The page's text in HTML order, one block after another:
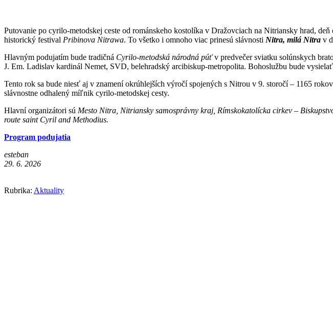
Putovanie po cyrilo-metodskej ceste od románskeho kostolíka v Dražovciach na Nitriansky hrad,
historický festival Pribinova Nitrawa. To všetko i omnoho viac prinesú slávnosti Nitra, milá Nitra v
Hlavným podujatím bude tradičná Cyrilo-metodská národná púťv predvečer sviatku solúnskych
J. Em. Ladislav kardinál Nemet, SVD, belehradský arcibiskup-metropolita. Bohoslužbu bude
Tento rok sa bude niesť aj v znamení okrúhlejších výročí spojených s Nitrou v 9. storočí – 1165
slávnostne odhalený míľnik cyrilo-metodskej cesty.
Hlavní organizátori sú Mesto Nitra, Nitriansky samosprávny kraj, Rímskokatolícka cirkev –
route saint Cyril and Methodius.
Program podujatia
esteban
29. 6. 2026
Rubrika: Aktuality